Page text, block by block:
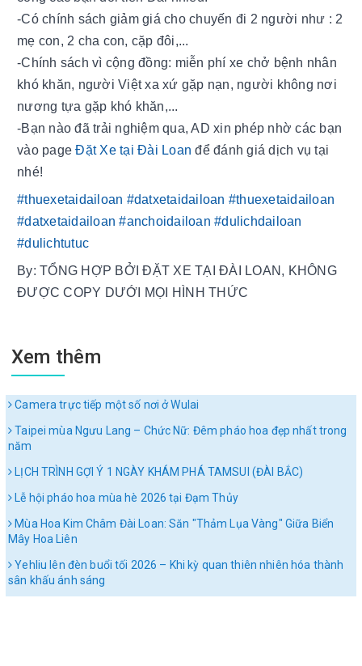
-Có chính sách giảm giá cho chuyến đi 2 người như : 2
mẹ con, 2 cha con, cặp đôi,...
-Chính sách vì cộng đồng: miễn phí xe chở bệnh nhân
khó khăn, người Việt xa xứ gặp nạn, người không nơi
nương tựa gặp khó khăn,...
-Bạn nào đã trải nghiệm qua, AD xin phép nhờ các bạn
vào page Đặt Xe tại Đài Loan để đánh giá dịch vụ tại
nhé!
#thuexetaidailoan #datxetaidailoan #thuexetaidailoan
#datxetaidailoan #anchoidailoan #dulichdailoan
#dulichtutuc
By: TỔNG HỢP BỞI ĐẶT XE TẠI ĐÀI LOAN, KHÔNG
ĐƯỢC COPY DƯỚI MỌI HÌNH THỨC
Xem thêm
Camera trực tiếp một số nơi ở Wulai
Taipei mùa Ngưu Lang – Chức Nữ: Đêm pháo hoa đẹp nhất trong
năm
LỊCH TRÌNH GỢI Ý 1 NGÀY KHÁM PHÁ TAMSUI (ĐÀI BẮC)
Lễ hội pháo hoa mùa hè 2026 tại Đạm Thủy
Mùa Hoa Kim Châm Đài Loan: Săn "Thảm Lụa Vàng" Giữa Biển
Mây Hoa Liên
Yehliu lên đèn buổi tối 2026 – Khi kỳ quan thiên nhiên hóa thành
sân khấu ánh sáng